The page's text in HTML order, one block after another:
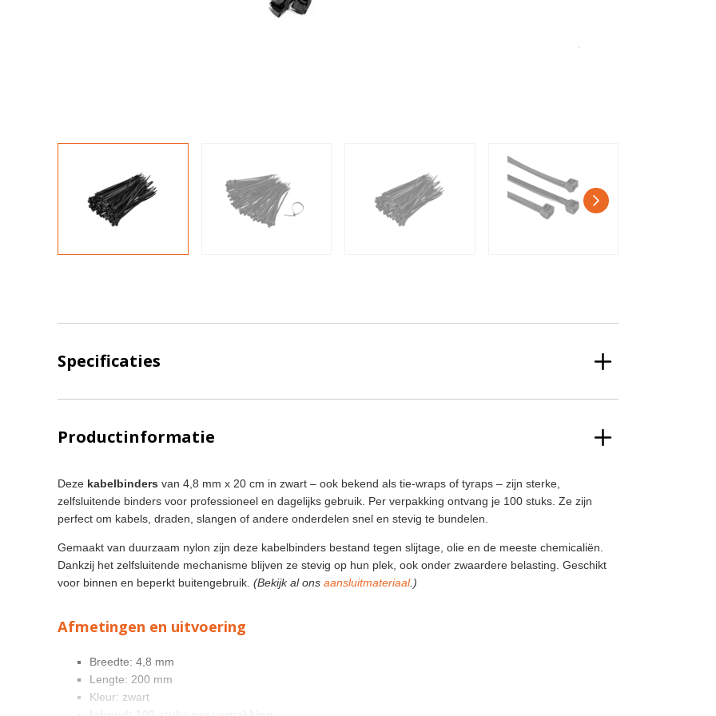
Specificaties
Productinformatie
Deze kabelbinders van 4,8 mm x 20 cm in zwart – ook bekend als tie-wraps of tyraps – zijn sterke,
zelfsluitende binders voor professioneel en dagelijks gebruik. Per verpakking ontvang je 100 stuks. Ze zijn
perfect om kabels, draden, slangen of andere onderdelen snel en stevig te bundelen.
Gemaakt van duurzaam nylon zijn deze kabelbinders bestand tegen slijtage, olie en de meeste chemicaliën.
Dankzij het zelfsluitende mechanisme blijven ze stevig op hun plek, ook onder zwaardere belasting. Geschikt
voor binnen en beperkt buitengebruik. (Bekijk al ons aansluitmateriaal.)
Afmetingen en uitvoering
Breedte: 4,8 mm
Lengte: 200 mm
Kleur: zwart